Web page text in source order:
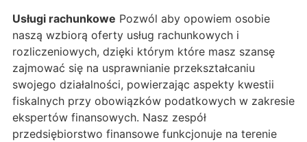
Usługi rachunkowe Pozwól aby opowiem osobie
naszą wzbiorą oferty usług rachunkowych i
rozliczeniowych, dzięki którym które masz szansę
zajmować się na usprawnianie przekształcaniu
swojego działalności, powierzając aspekty kwestii
fiskalnych przy obowiązków podatkowych w zakresie
ekspertów finansowych. Nasz zespół
przedsiębiorstwo finansowe funkcjonuje na terenie